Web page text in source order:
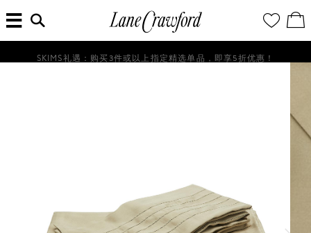
探
的
愿
望
单
看
／
修
购
单
入
搜
索
息...
SKIMS礼遇：购买3件或以上指定精选单品，即享5折优惠！